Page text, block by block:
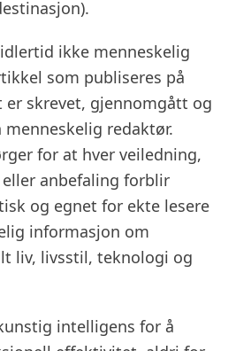
ikke menneskelig
som publiseres på
skrevet, gjennomgått og
redaktør.
for at hver veiledning,
eller anbefaling forblir
og egnet for ekte lesere
informasjon om
liv, livsstil, teknologi og
intelligens for å